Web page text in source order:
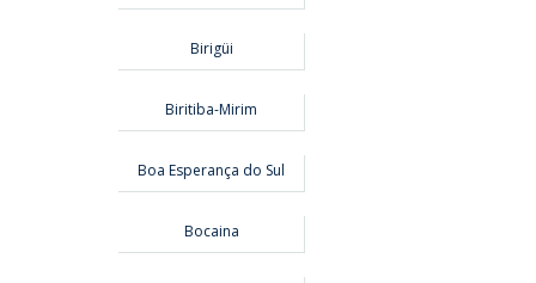
Birigüi
Biritiba-Mirim
Boa Esperança do Sul
Bocaina